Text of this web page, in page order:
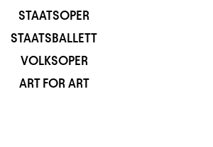
STAATSOPER
STAATSBALLETT
VOLKSOPER
ART FOR ART